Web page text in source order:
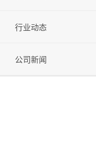
行业动态
公司新闻